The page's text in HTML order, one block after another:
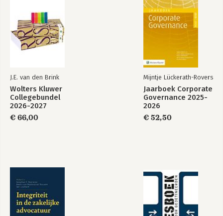
J.E. van den Brink
Wolters Kluwer
Collegebundel
2026-2027
€ 66,00
Mijntje Lückerath-Rovers
Jaarboek Corporate
Governance 2025-
2026
€ 52,50